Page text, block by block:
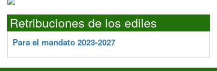
Retribuciones de los ediles
Para el mandato 2023-2027